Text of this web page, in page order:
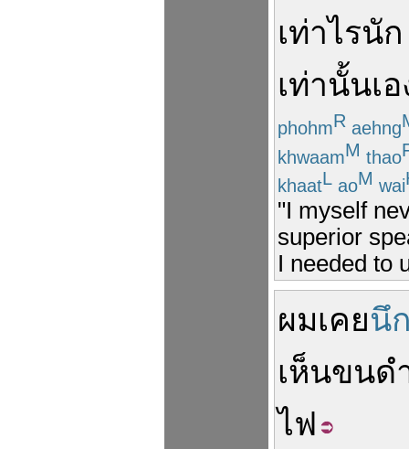
เท่าไรนัก
เท่านั้นเอ
phohmR aehng
khwaamM thao
khaatL aoM wai
"I myself
superior
I needed to
ผมเคยนึ
เห็นขนด
ไฟ